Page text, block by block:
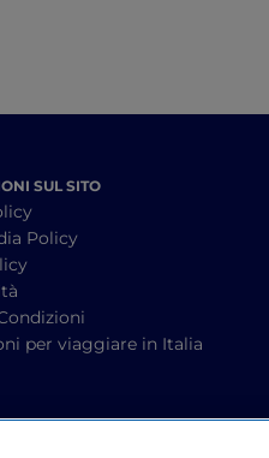
SUL SITO
Policy
per viaggiare in Italia